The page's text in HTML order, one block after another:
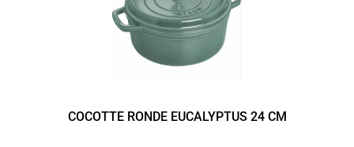
COCOTTE RONDE EUCALYPTUS 24 CM